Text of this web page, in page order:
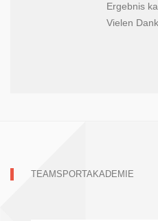
Ergebnis
Vielen
TEAMSPORTAKADEMIE